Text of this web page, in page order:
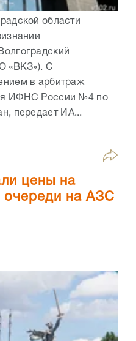
области
«ВКЗ»). С
в арбитраж
ИФНС России №4 по
передает ИА...
цены на
очереди на АЗС